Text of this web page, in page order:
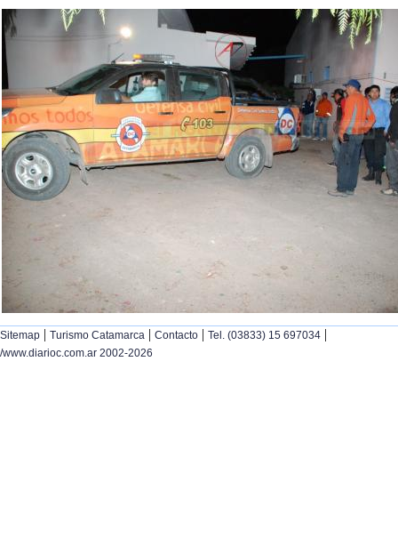
Sitemap | Turismo Catamarca | Contacto | Tel. (03833) 15 697034 |
/www.diarioc.com.ar 2002-2026